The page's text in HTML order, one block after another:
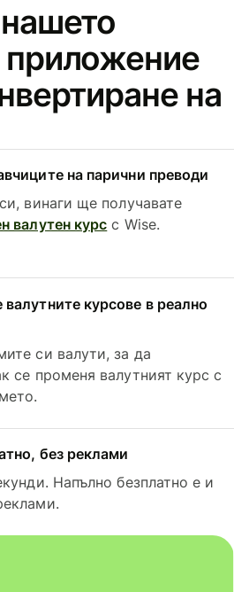
приложение
на
на парични преводи
винаги ще получавате
валутен курс с Wise.
курсове в реално
си валути, за да
се променя валутният курс с
без реклами
Напълно безплатно е и